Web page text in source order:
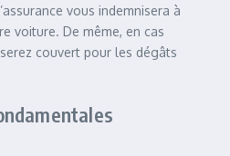
vous indemnisera à
voiture. De même, en cas
couvert pour les dégâts